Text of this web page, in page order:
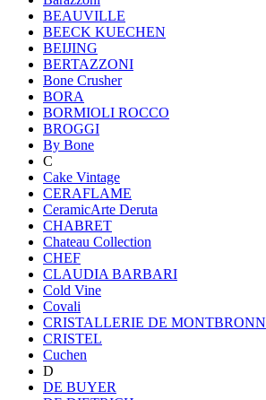
BEAUVILLE
BEECK KUECHEN
BEIJING
BERTAZZONI
Bone Crusher
BORA
BORMIOLI ROCCO
BROGGI
By Bone
C
Cake Vintage
CERAFLAME
CeramicArte Deruta
CHABRET
Chateau Collection
CHEF
CLAUDIA BARBARI
Cold Vine
Covali
CRISTALLERIE DE MONTBRONN
CRISTEL
Cuchen
D
DE BUYER